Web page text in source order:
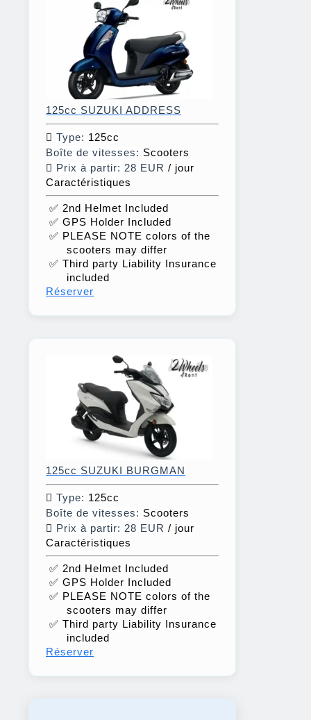
125cc SUZUKI ADDRESS
Type: 125cc
Boîte de vitesses: Scooters
Prix à partir: 28 EUR / jour
Caractéristiques
✅ 2nd Helmet Included
✅ GPS Holder Included
✅ PLEASE NOTE colors of the
scooters may differ
✅ Third party Liability Insurance
included
Réserver
125cc SUZUKI BURGMAN
Type: 125cc
Boîte de vitesses: Scooters
Prix à partir: 28 EUR / jour
Caractéristiques
✅ 2nd Helmet Included
✅ GPS Holder Included
✅ PLEASE NOTE colors of the
scooters may differ
✅ Third party Liability Insurance
included
Réserver